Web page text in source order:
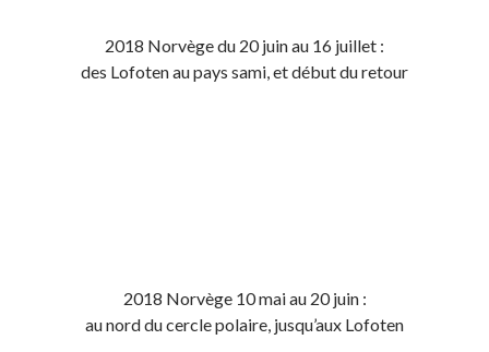
2018 Norvège du 20 juin au 16 juillet :
des Lofoten au pays sami, et début du retour
2018 Norvège 10 mai au 20 juin :
au nord du cercle polaire, jusqu’aux Lofoten